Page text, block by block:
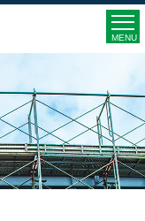
MENU